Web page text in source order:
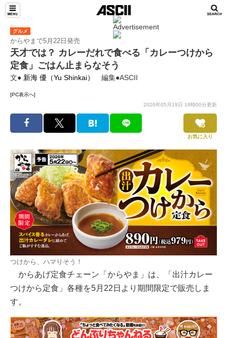
グルメ
からやまで5月22日発売
天才では？ カレーだれで食べる「カレーつけから
定食」ごはん止まらなそう
文● 新海 優（Yu Shinkai） 編集●ASCII
[PC表示へ]
2026年05月19日 18時00分更新
お気に入り
つけから、ハマりそう！
からあげ定食チェーン「からやま」は、「出汁カレー
つけから定食」各種を5⽉22⽇より期間限定で販売しま
す。